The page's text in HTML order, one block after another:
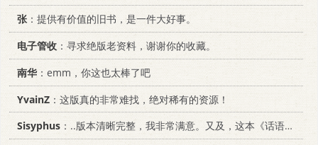
张：提供有价值的旧书，是一件大好事。
电子管收 ：寻求绝版老资料，谢谢你的收藏。
南华：emm，你这也太棒了吧
YvainZ ：这版真的非常难找，绝对稀有的资源！
Sisyphus ：..版本清晰完整，我非常满意。又及，这本《话语的真相》...